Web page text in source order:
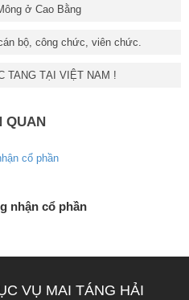
ở Cao Bằng
bộ, công chức, viên chức.
TANG TẠI VIỆT NAM !
QUAN
nhận cổ phần
VỤ MAI TÁNG HẢI